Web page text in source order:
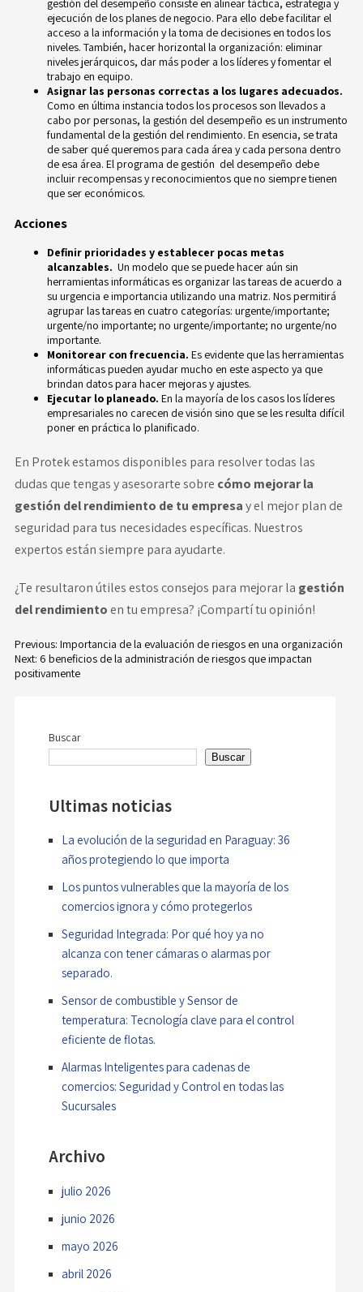
gestión del desempeño consiste en alinear táctica, estrategia y
ejecución de los planes de negocio. Para ello debe facilitar el
acceso a la información y la toma de decisiones en todos los
niveles. También, hacer horizontal la organización: eliminar
niveles jerárquicos, dar más poder a los líderes y fomentar el
trabajo en equipo.
Asignar las personas correctas a los lugares adecuados.
Como en última instancia todos los procesos son llevados a
cabo por personas, la gestión del desempeño es un instrumento
fundamental de la gestión del rendimiento. En esencia, se trata
de saber qué queremos para cada área y cada persona dentro
de esa área. El programa de gestión del desempeño debe
incluir recompensas y reconocimientos que no siempre tienen
que ser económicos.
Acciones
Definir prioridades y establecer pocas metas
alcanzables. Un modelo que se puede hacer aún sin
herramientas informáticas es organizar las tareas de acuerdo a
su urgencia e importancia utilizando una matriz. Nos permitirá
agrupar las tareas en cuatro categorías: urgente/importante;
urgente/no importante; no urgente/importante; no urgente/no
importante.
Monitorear con frecuencia. Es evidente que las herramientas
informáticas pueden ayudar mucho en este aspecto ya que
brindan datos para hacer mejoras y ajustes.
Ejecutar lo planeado. En la mayoría de los casos los líderes
empresariales no carecen de visión sino que se les resulta difícil
poner en práctica lo planificado.
En Protekestamos disponibles para resolver todas las
dudas que tengas y asesorarte sobre cómo mejorar la
gestión del rendimiento de tu empresay el mejor plan de
seguridad para tus necesidades específicas. Nuestros
expertos están siempre para ayudarte.
¿Te resultaron útiles estos consejos para mejorar la gestión
del rendimiento en tu empresa? ¡Compartí tu opinión!
Navegación
entradas
Previous: Importancia de la evaluación de riesgos en una organización
Next: 6 beneficios de la administración de riesgos que impactan
positivamente
Buscar
Buscar
Ultimas noticias
La evolución de la seguridad en Paraguay: 36
años protegiendo lo que importa
Los puntos vulnerables que la mayoría de los
comercios ignora y cómo protegerlos
Seguridad Integrada: Por qué hoy ya no
alcanza con tener cámaras o alarmas por
separado.
Sensor de combustible y Sensor de
temperatura: Tecnología clave para el control
eficiente de flotas.
Alarmas Inteligentes para cadenas de
comercios: Seguridad y Control en todas las
Sucursales
Archivo
julio 2026
junio 2026
mayo 2026
abril 2026